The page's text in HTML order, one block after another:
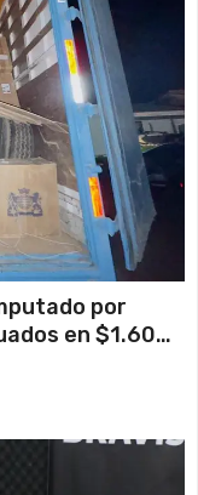
por
en $1.600